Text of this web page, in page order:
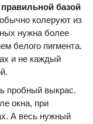
базой
колеруют из
нужна более
белого пигмента.
и не каждый
пробный выкрас.
окна, при
А весь нужный